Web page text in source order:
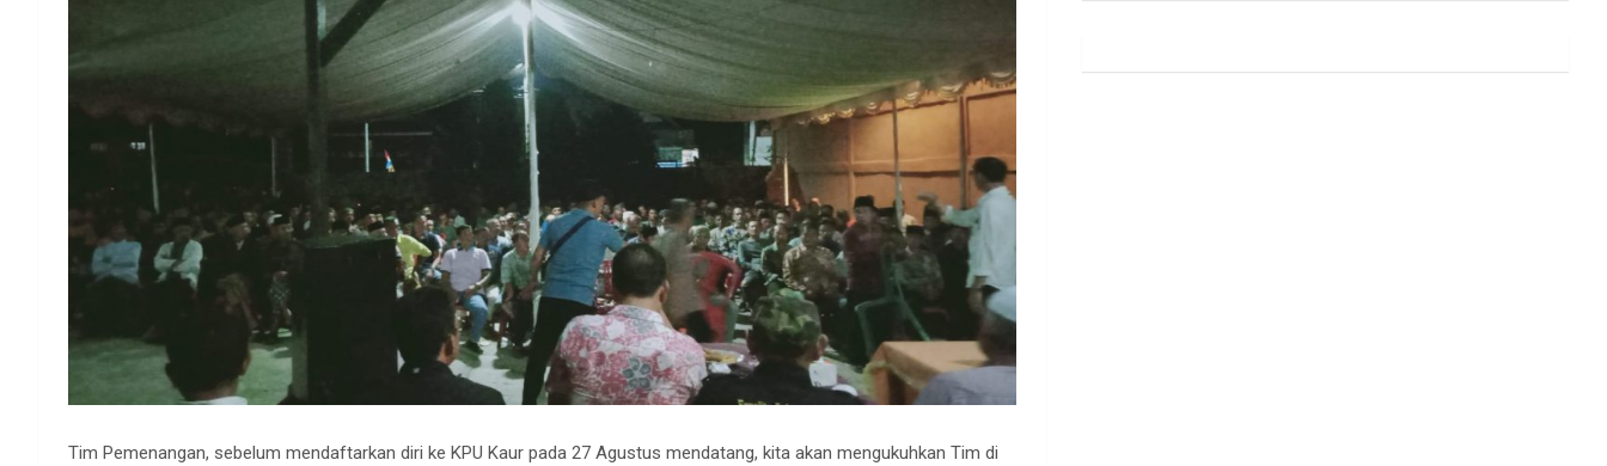
Tim Pemenangan, sebelum mendaftarkan diri ke KPU Kaur pada 27 Agustus mendatang, kita akan mengukuhkan Tim di